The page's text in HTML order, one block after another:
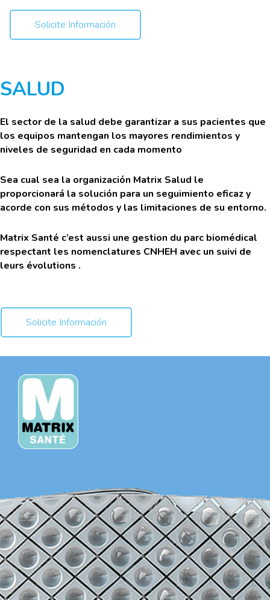
Solicite Información
SALUD
El sector de la salud debe garantizar a sus pacientes que
los equipos mantengan los mayores rendimientos y
niveles de seguridad en cada momento
Sea cual sea la organización Matrix Salud le
proporcionará la solución para un seguimiento eficaz y
acorde con sus métodos y las limitaciones de su entorno.
Matrix Santé c’est aussi une gestion du parc biomédical
respectant les nomenclatures CNHEH avec un suivi de
leurs évolutions .
Solicite Información